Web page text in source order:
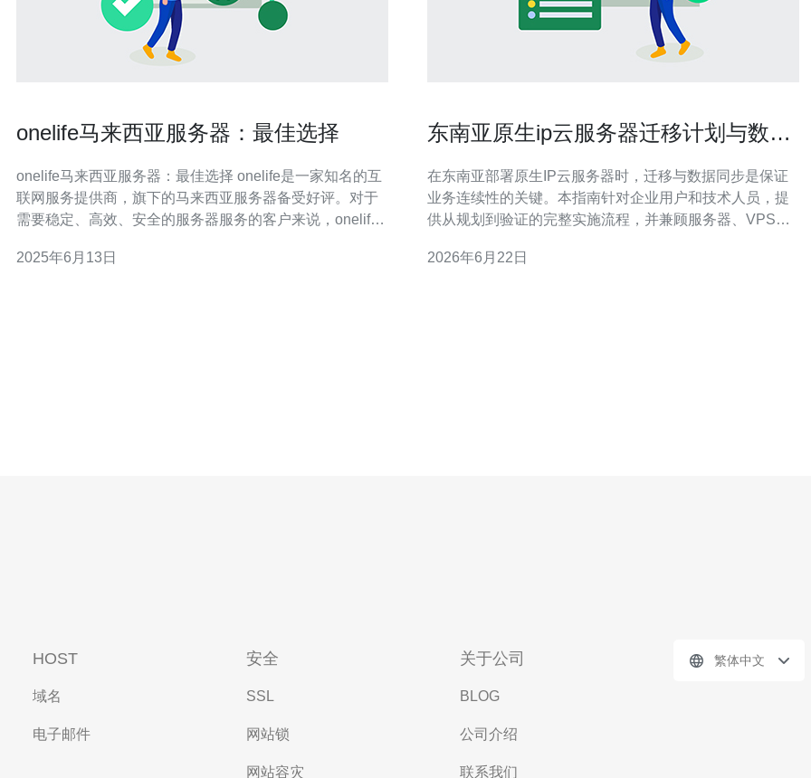
onelife马来西亚服务器：最佳选择
onelife马来西亚服务器：最佳选择 onelife是一家知名的互
联网服务提供商，旗下的马来西亚服务器备受好评。对于
需要稳定、高效、安全的服务器服务的客户来说，onelife
具有许多优势，包括： 稳定性：onelife的服务器采用最先
2025年6月13日
东南亚原生ip云服务器迁移计划与数据
在东南亚部署原生IP云服务器时，迁移与数据同步是保证
业务连续性的关键。本指南针对企业用户和技术人员，提
供从规划到验证的完整实施流程，并兼顾服务器、VPS、
移计划。确认业务顶点、流量峰值、依赖服务（数据库、
2026年6月22日
HOST
域名
电子邮件
安全
SSL
网站锁
网站容灾
关于公司
BLOG
公司介绍
联系我们
繁体中文